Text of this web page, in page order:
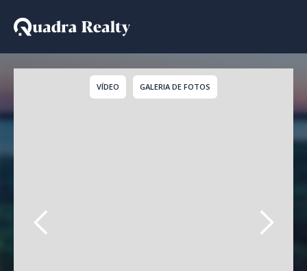
Cobertura Duplex a
VÍDEO GALERIA DE FOTOS